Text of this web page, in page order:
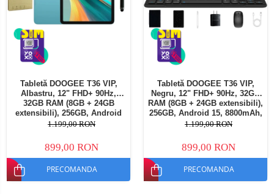
Tabletă DOOGEE T36 VIP,
Albastru, 12" FHD+ 90Hz,
32GB RAM (8GB + 24GB
extensibili), 256GB, Android
15, 8800mAh, Dual SIM
1.199,00 RON
899,00 RON
PRECOMANDA
Tabletă DOOGEE T36 VIP,
Negru, 12" FHD+ 90Hz, 32GB
RAM (8GB + 24GB extensibili),
256GB, Android 15, 8800mAh,
Dual SIM
1.199,00 RON
899,00 RON
PRECOMANDA